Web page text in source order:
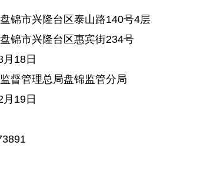
锦市兴隆台区泰山路140号4层
锦市兴隆台区惠宾街234号
18日
督管理总局盘锦监管分局
19日